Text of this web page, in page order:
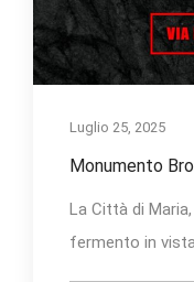
Luglio 25, 2025
Monumento
La Città di
fermento in